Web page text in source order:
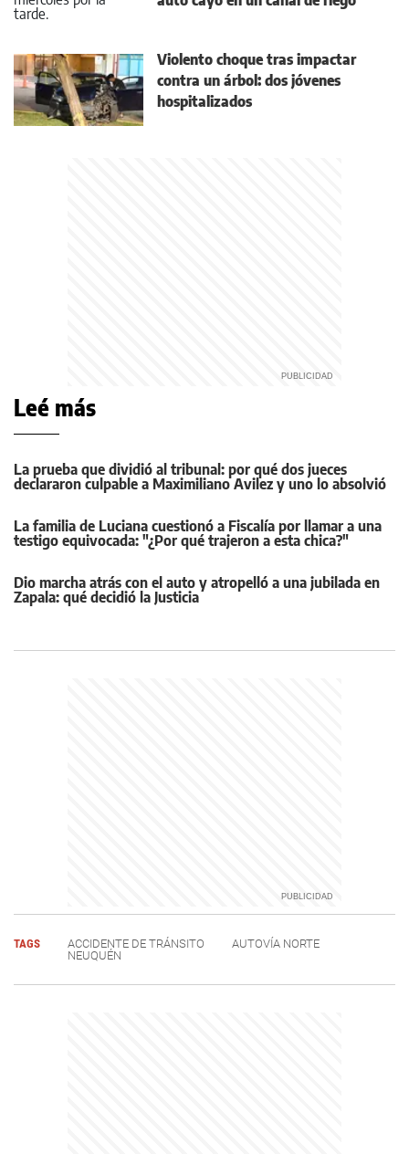
Violento choque tras impactar
contra un árbol: dos jóvenes
hospitalizados
Leé más
La prueba que dividió al tribunal: por qué dos jueces
declararon culpable a Maximiliano Avilez y uno lo absolvió
La familia de Luciana cuestionó a Fiscalía por llamar a una
testigo equivocada: "¿Por qué trajeron a esta chica?"
Dio marcha atrás con el auto y atropelló a una jubilada en
Zapala: qué decidió la Justicia
TAGS ACCIDENTE DE TRÁNSITO
AUTOVÍA NORTE
NEUQUÉN